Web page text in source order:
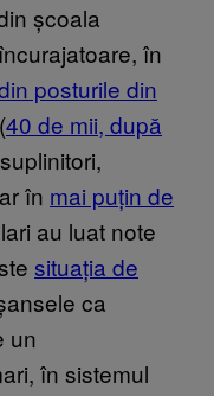
școala
în
posturile din
(40 de mii, după
în mai puțin de
au luat note
situația de
ca
un
în sistemul